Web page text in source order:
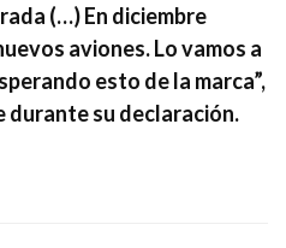
(…) En diciembre
aviones. Lo vamos a
esto de la marca”,
durante su declaración.